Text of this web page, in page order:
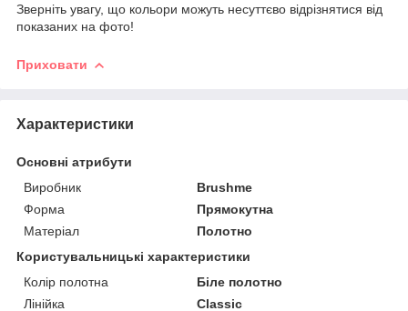
Зверніть увагу, що кольори можуть несуттєво відрізнятися від
показаних на фото!
Приховати
Характеристики
Основні атрибути
Виробник
Brushme
Форма
Прямокутна
Матеріал
Полотно
Користувальницькі характеристики
Колір полотна
Біле полотно
Лінійка
Classic